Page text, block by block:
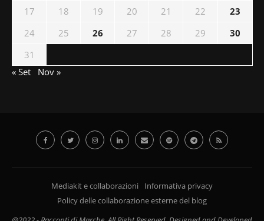
17
18 19 20 21 22
23
24
25 26 27 28 29
30
31
« Set
Nov »
Mediakit e collaborazioni
Informativa privacy
Policy delle collaborazione esterne del blog